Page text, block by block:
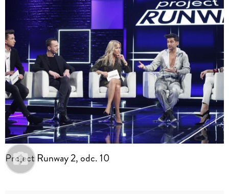
Project Runway 2, odc. 10